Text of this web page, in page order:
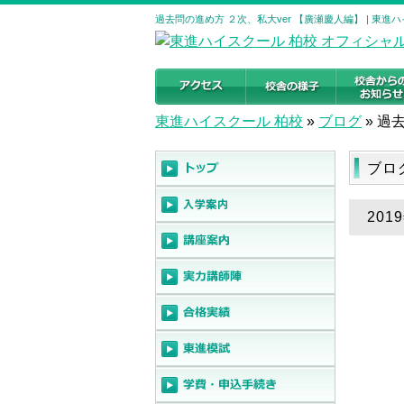
過去問の進め方 ２次、私大ver 【廣瀬慶人編】 | 東進
東進ハイスクール 柏校 » ブログ » 過
ブロ